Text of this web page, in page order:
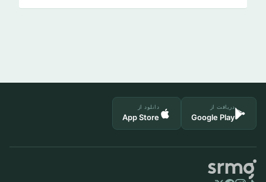
دریافت از
Google Play
دانلود از
App Store